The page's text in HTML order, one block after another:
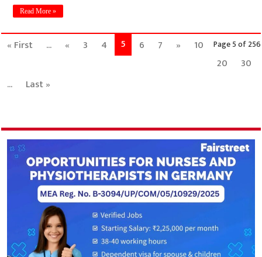
Read More »
Page 5 of 256
« First ... « 3 4 5 6 7 »
10
20
30
...
Last »